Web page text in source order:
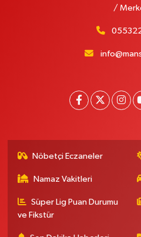
/
Nöbetçi Eczaneler
Namaz Vakitleri
Süper Lig Puan Durumu
ve Fikstür